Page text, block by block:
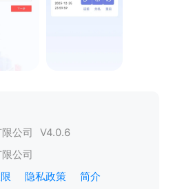
公司 V4.0.6
公司
隐私政策 简介